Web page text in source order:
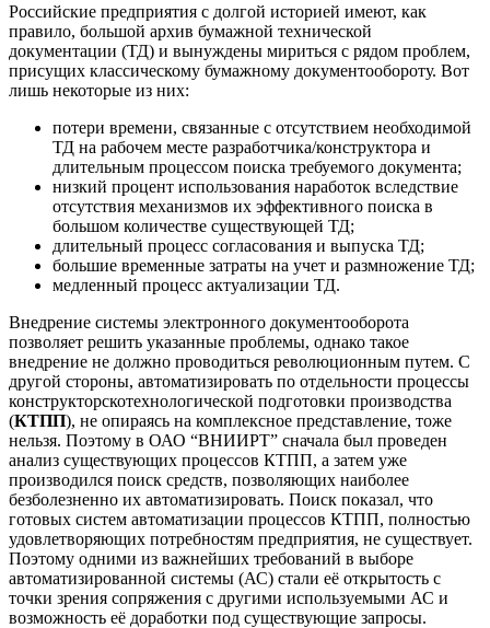
Российские предприятия с долгой историей имеют, как
правило, большой архив бумажной технической
документации (ТД) и вынуждены мириться с рядом проблем,
присущих классическому бумажному документообороту. Вот
лишь некоторые из них:
потери времени, связанные с отсутствием необходимой
ТД на рабочем месте разработчика/конструктора и
длительным процессом поиска требуемого документа;
низкий процент использования наработок вследствие
отсутствия механизмов их эффективного поиска в
большом количестве существующей ТД;
длительный процесс согласования и выпуска ТД;
большие временные затраты на учет и размножение ТД;
медленный процесс актуализации ТД.
Внедрение системы электронного документооборота
позволяет решить указанные проблемы, однако такое
внедрение не должно проводиться революционным путем. С
другой стороны, автоматизировать по отдельности процессы
конструкторско­технологической подготовки производства
(КТПП), не опираясь на комплексное представление, тоже
нельзя. Поэтому в ОАО “ВНИИРТ” сначала был проведен
анализ существующих процессов КТПП, а затем уже
производился поиск средств, позволяющих наиболее
безболезненно их автоматизировать. Поиск показал, что
готовых систем автоматизации процессов КТПП, полностью
удовлетворяющих потребностям предприятия, не существует.
Поэтому одними из важнейших требований в выборе
автоматизированной системы (АС) стали её открытость с
точки зрения сопряжения с другими используемыми АС и
возможность её доработки под существующие запросы.